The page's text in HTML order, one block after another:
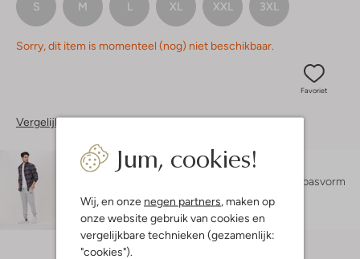
Jum, cookies!
Wij, en onze negen partners, maken op
onze website gebruik van cookies en
vergelijkbare technieken (gezamenlijk:
"cookies").
S M L XL XXL 3XL
Sorry, dit item is momenteel (nog) niet beschikbaar.
Favoriet
Vergelijkbare items
Maatadvies
De pasvorm
slim .